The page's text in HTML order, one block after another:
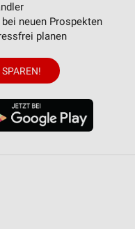
neuen Prospekten
planen